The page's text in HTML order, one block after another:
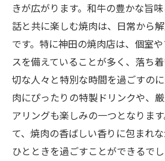
きが広がります。和牛の豊かな旨
話と共に楽しむ焼肉は、日常から
です。特に神田の焼肉店は、個室
スを備えていることが多く、落ち
切な人々と特別な時間を過ごすの
肉にぴったりの特製ドリンクや、
アリングも楽しみの一つとなりま
て、焼肉の香ばしい香りに包まれ
ひとときを過ごすことができるで